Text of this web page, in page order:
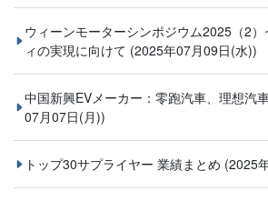
ウィーンモーターシンポジウム2025（2
ィの実現に向けて (2025年07月09日(水))
中国新興EVメーカー：零跑汽車、理想汽
07月07日(月))
トップ30サプライヤー 業績まとめ (2025